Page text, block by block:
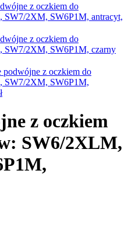
z oczkiem do
2XM, SW6P1M, antracyt,
z oczkiem do
SW7/2XM, SW6P1M, czarny
podwójne z oczkiem do
SW7/2XM, SW6P1M,
z oczkiem
SW6/2XLM,